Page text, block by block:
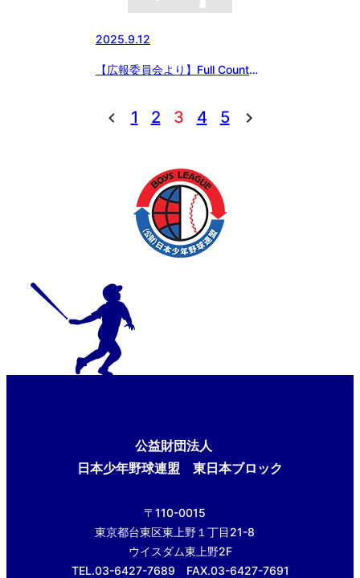
2025.9.12
【広報委員会より】Full Countに
な原因 “スポーツビジョン”が競
技力向上に与える影響」を配信
1 2 3 4 5
公益財団法人
日本少年野球連盟 東日本ブロック
〒110-0015
東京都台東区東上野１丁目21-8
ウイスダム東上野2F
TEL.03-6427-7689 FAX.03-6427-7691